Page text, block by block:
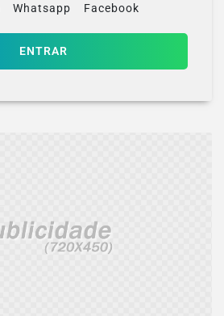
Whatsapp Facebook
ENTRAR